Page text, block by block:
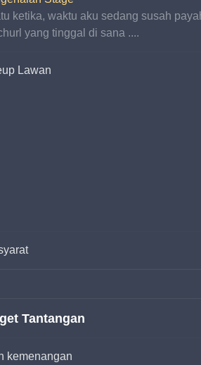
ketika, waktu aku sedang susah
yang tinggal di sana ....
Lawan
Tantangan
kemenangan